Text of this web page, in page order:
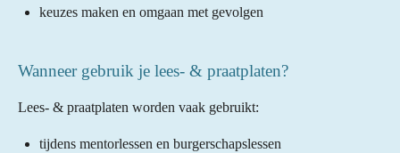
keuzes maken en omgaan met gevolgen
Wanneer gebruik je lees- & praatplaten?
Lees- & praatplaten worden vaak gebruikt:
tijdens mentorlessen en burgerschapslessen